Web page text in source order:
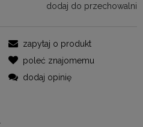
dodaj do przechowalni
zapytaj o produkt
poleć znajomemu
dodaj opinię